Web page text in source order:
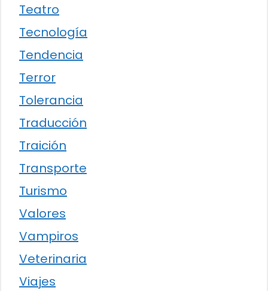
Teatro
Tecnología
Tendencia
Terror
Tolerancia
Traducción
Traición
Transporte
Turismo
Valores
Vampiros
Veterinaria
Viajes